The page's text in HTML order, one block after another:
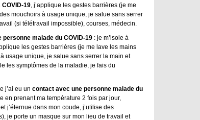
19 , j’applique les gestes barrières (je me
mouchoirs à usage unique, je salue sans serrer
(si télétravail impossible), courses, médecin.
malade du COVID-19 : je m’isole à
les gestes barrières (je me lave les mains
usage unique, je salue sans serrer la main et
les symptômes de la maladie, je fais du
j’ai eu un contact avec une personne malade du
en prenant ma température 2 fois par jour,
j’éternue dans mon coude, j’utilise des
je porte un masque sur mon lieu de travail et